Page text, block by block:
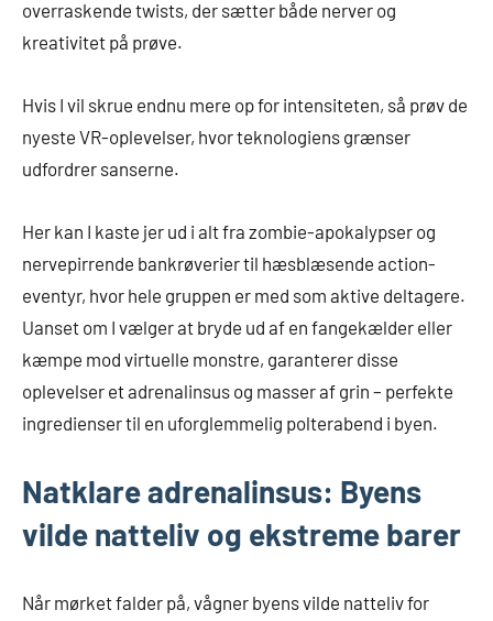
overraskende twists, der sætter både nerver og
kreativitet på prøve.
Hvis I vil skrue endnu mere op for intensiteten, så prøv de
nyeste VR-oplevelser, hvor teknologiens grænser
udfordrer sanserne.
Her kan I kaste jer ud i alt fra zombie-apokalypser og
nervepirrende bankrøverier til hæsblæsende action-
eventyr, hvor hele gruppen er med som aktive deltagere.
Uanset om I vælger at bryde ud af en fangekælder eller
kæmpe mod virtuelle monstre, garanterer disse
oplevelser et adrenalinsus og masser af grin – perfekte
ingredienser til en uforglemmelig polterabend i byen.
Natklare adrenalinsus: Byens
vilde natteliv og ekstreme barer
Når mørket falder på, vågner byens vilde natteliv for